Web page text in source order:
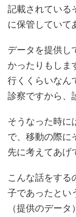
記載されている
に保管していて
データを提供し
かったりもしま
行くくらいなん
診察ですから、
そうなった時に
で、移動の際に
先に考えてあげ
こんな話をする
子であったとい
（提供のデー